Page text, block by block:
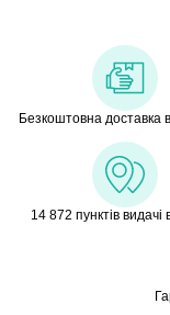
Безкоштовна доставка
14 872 пунктів видачі